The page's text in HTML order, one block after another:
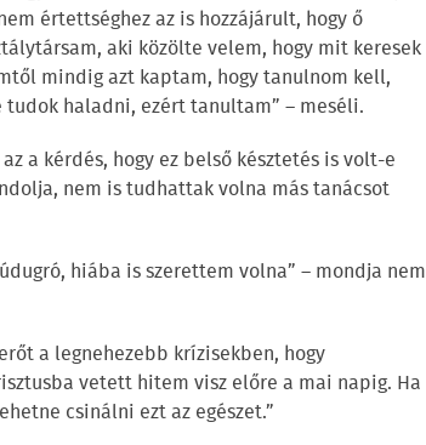
értettséghez az is hozzájárult, hogy ő
aki közölte velem, hogy mit keresek
mindig azt kaptam, hogy tanulnom kell,
haladni, ezért tanultam” – meséli.
a kérdés, hogy ez belső késztetés is volt-e
nem is tudhattak volna más tanácsot
hiába is szerettem volna” – mondja nem
a legnehezebb krízisekben, hogy
vetett hitem visz előre a mai napig. Ha
csinálni ezt az egészet.”